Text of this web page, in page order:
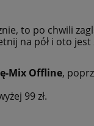
to po chwili
na pół i oto jest
Mix Offline,
99 zł.